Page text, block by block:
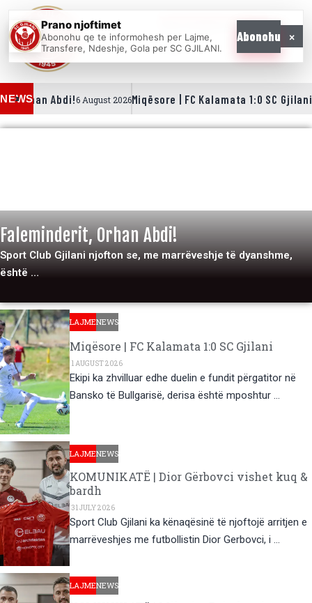
ONE
NEWS
Orhan Abdi!6 August 2026Miqësore | FC Kalamata 1:0 SC Gjilani
Faleminderit, Orhan Abdi!
Sport Club Gjilani njofton se, me marrëveshje të dyanshme,
është …
LAJMENEWS
Miqësore | FC Kalamata 1:0 SC Gjilani
1 AUGUST 2026
Ekipi ka zhvilluar edhe duelin e fundit përgatitor në
Bansko të Bullgarisë, derisa është mposhtur …
LAJMENEWS
KOMUNIKATË | Dior Gërbovci vishet kuq &
bardh
31 JULY 2026
Sport Club Gjilani ka kënaqësinë të njoftojë arritjen e
marrëveshjes me futbollistin Dior Gerbovci, i …
LAJMENEWS
Prano njoftimet
Abonohu qe te informohesh per Lajme,
Transfere, Ndeshje, Gola per SC GJILANI.
Abonohu ×